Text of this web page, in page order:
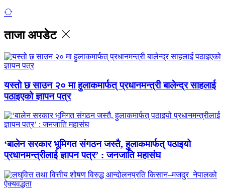
ताजा अपडेट
यस्तो छ साउन २० मा हुलाकमार्फत् प्रधानमन्त्री बालेन्द्र साहलाई
पठाइएको ज्ञापन पत्र
‘बालेन सरकार भूमिगत संगठन जस्तै, हुलाकमार्फत् पठाइयो
प्रधानमन्त्रीलाई ज्ञापन पत्र’ : जनजाति महासंघ